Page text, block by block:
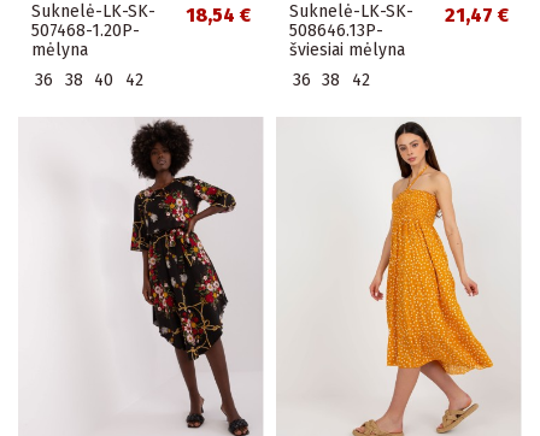
Suknelė-LK-SK-
507468-1.20P-
mėlyna
18,54 €
36 38 40 42
Suknelė-LK-SK-
508646.13P-
šviesiai mėlyna
21,47 €
36 38 42